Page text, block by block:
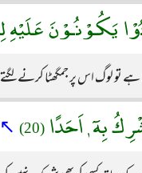
يَكُـوْنُـوْنَ عَلَيْهِ
ہے تو لوگ اس پر جمگھٹا کرنے
بِهٓ ٖ اَحَدًا (20)
↖